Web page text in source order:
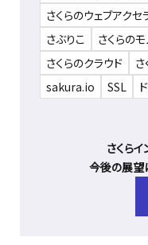
さくらのウェブアクセ
さぶりこ
さくらの
さくらのクラウド
sakura.io
SSL
さくら
今後の展望